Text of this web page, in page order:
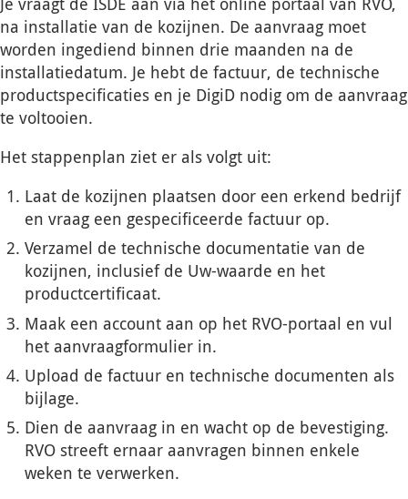
na installatie van de kozijnen. De aanvraag moet
worden ingediend binnen drie maanden na de
installatiedatum. Je hebt de factuur, de technische
productspecificaties en je DigiD nodig om de aanvraag
te voltooien.
Het stappenplan ziet er als volgt uit:
Laat de kozijnen plaatsen door een erkend bedrijf
en vraag een gespecificeerde factuur op.
Verzamel de technische documentatie van de
kozijnen, inclusief de Uw-waarde en het
productcertificaat.
Maak een account aan op het RVO-portaal en vul
het aanvraagformulier in.
Upload de factuur en technische documenten als
bijlage.
Dien de aanvraag in en wacht op de bevestiging.
RVO streeft ernaar aanvragen binnen enkele
weken te verwerken.